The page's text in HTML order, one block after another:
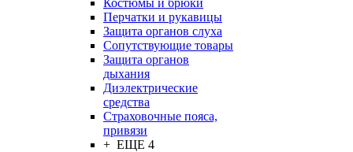
Костюмы и брюки
Перчатки и рукавицы
Защита органов слуха
Сопутствующие товары
Защита органов
дыхания
Диэлектрические
средства
Страховочные пояса,
привязи
+ ЕЩЕ 4